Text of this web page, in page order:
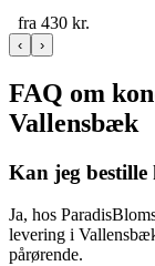
fra 430 kr.
‹ ›
FAQ om
Vallensbæk
Kan jeg
Ja, hos
levering i
pårørende.